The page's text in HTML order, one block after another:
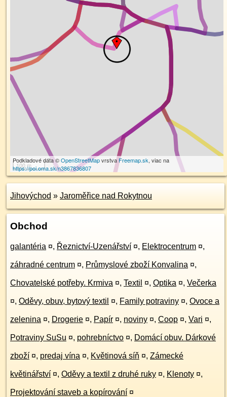
100 m
Podkladové dáta ©OpenStreetMapvrstva Freemap.sk, viac na
https://poi.oma.sk/n3867836807
Jihovýchod » Jaroměřice nad Rokytnou
Obchod
galantéria ¤, Řeznictví-Uzenářství ¤, Elektrocentrum ¤,
záhradné centrum ¤, Průmyslové zboží Konvalina ¤,
Chovatelské potřeby. Krmiva ¤, Textil ¤, Optika ¤, Večerka
¤, Oděvy, obuv, bytový textil ¤, Family potraviny ¤, Ovoce a
zelenina ¤, Drogerie ¤, Papír ¤, noviny ¤, Coop ¤, Vari ¤,
Potraviny SuSu ¤, pohrebníctvo ¤, Domácí obuv. Dárkové
zboží ¤, predaj vína ¤, Květinová síň ¤, Zámecké
květinářství ¤, Oděvy a textil z druhé ruky ¤, Klenoty ¤,
Projektování staveb a kopírování ¤